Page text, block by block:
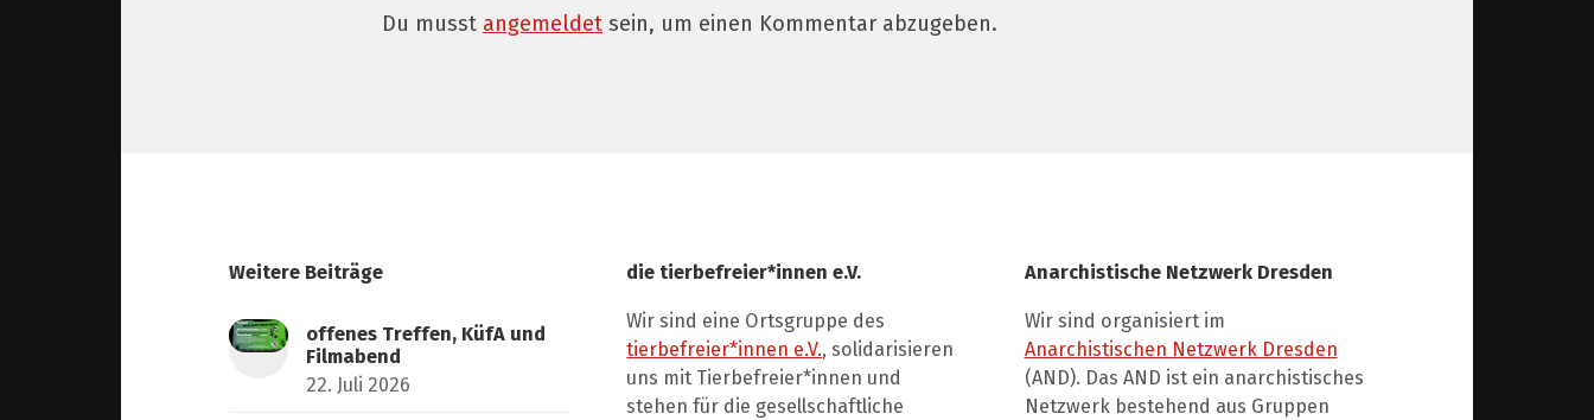
Du musst angemeldet sein, um einen Kommentar abzugeben.
Weitere Beiträge
offenes Treffen, KüfA und
Filmabend
22. Juli 2026
die tierbefreier*innen e.V.
Wir sind eine Ortsgruppe des
tierbefreier*innen e.V., solidarisieren
uns mit Tierbefreier*innen und
stehen für die gesellschaftliche
Anarchistische Netzwerk Dresden
Wir sind organisiert im
Anarchistischen Netzwerk Dresden
(AND). Das AND ist ein anarchistisches
Netzwerk bestehend aus Gruppen